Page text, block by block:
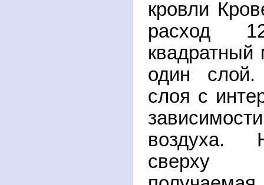
кровли
расход
один
слоя с
воздуха.
сверху